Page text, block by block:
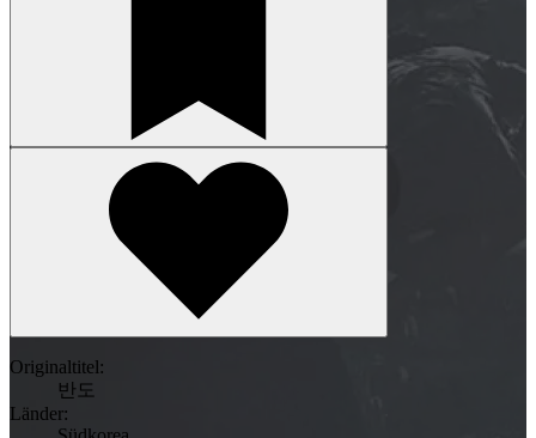
Originaltitel:
반도
Länder: